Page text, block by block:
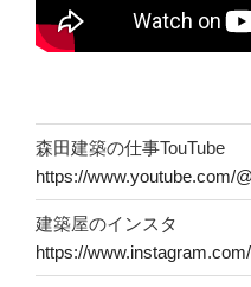
森田建築の仕事TouTube
https://www.youtube.com/
建築屋のインスタ
https://